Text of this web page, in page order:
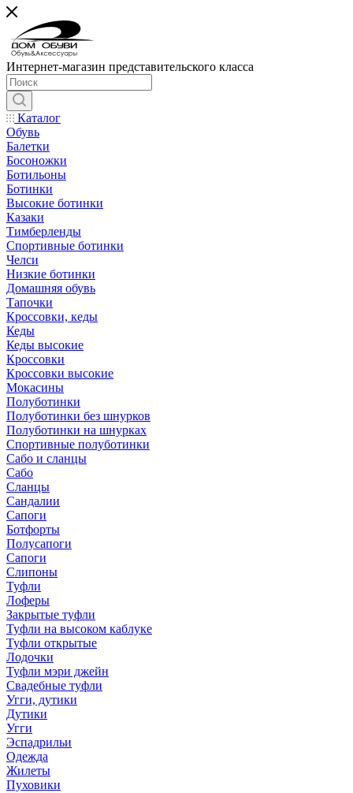
Интернет-магазин представительского класса
Каталог
Обувь
Балетки
Босоножки
Ботильоны
Ботинки
Высокие ботинки
Казаки
Тимберленды
Спортивные ботинки
Челси
Низкие ботинки
Домашняя обувь
Тапочки
Кроссовки, кеды
Кеды
Кеды высокие
Кроссовки
Кроссовки высокие
Мокасины
Полуботинки
Полуботинки без шнурков
Полуботинки на шнурках
Спортивные полуботинки
Сабо и сланцы
Сабо
Сланцы
Сандалии
Сапоги
Ботфорты
Полусапоги
Сапоги
Слипоны
Туфли
Лоферы
Закрытые туфли
Туфли на высоком каблуке
Туфли открытые
Лодочки
Туфли мэри джейн
Свадебные туфли
Угги, дутики
Дутики
Угги
Эспадрильи
Одежда
Жилеты
Пуховики